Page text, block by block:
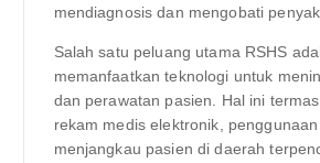
mendiagnosis dan mengobati
Salah satu peluang utama RSHS
memanfaatkan teknologi untuk
dan perawatan pasien. Hal ini
rekam medis elektronik,
menjangkau pasien di daerah